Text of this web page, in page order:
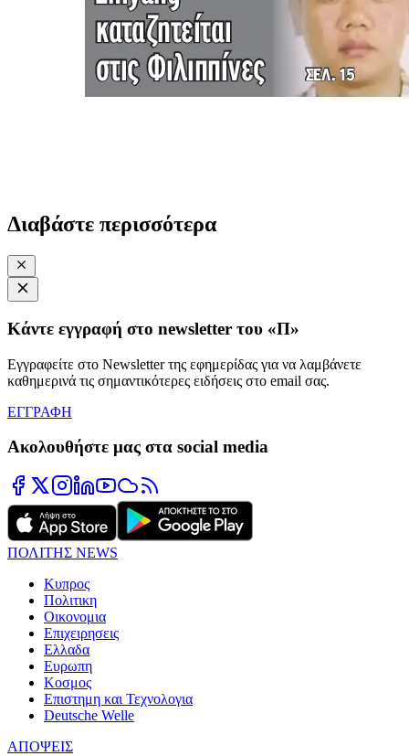
Διαβάστε περισσότερα
Κάντε εγγραφή στο newsletter του «Π»
Εγγραφείτε στο Newsletter της εφημερίδας για να λαμβάνετε
καθημερινά τις σημαντικότερες ειδήσεις στο email σας.
ΕΓΓΡΑΦΗ
Ακολουθήστε μας στα social media
ΠΟΛΙΤΗΣ NEWS
Κυπρος
Πολιτικη
Οικονομια
Επιχειρησεις
Ελλαδα
Ευρωπη
Κοσμος
Επιστημη και Τεχνολογια
Deutsche Welle
ΑΠΟΨΕΙΣ